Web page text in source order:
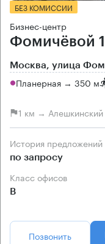
БЕЗ КОМИССИИ
Бизнес-центр
Фомичёвой
Москва, улица
Планерная → 350 м
1 км → Алешкинский
История предложений
по запросу
Класс офисов
B
Позвонить